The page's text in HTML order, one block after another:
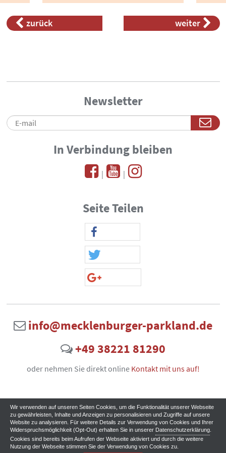
zurück weiter
Newsletter
In Verbindung bleiben
| |
Seite Teilen
info@mecklenburger-parkland.de
+49 38221 81290
oder nehmen Sie direkt online Kontakt mit uns auf!
Wir verwenden auf unseren Seiten Cookies, um die Funktionalität unserer Webseite
zu gewährleisten, Inhalte und Anzeigen zu personalisieren und Zugriffe auf unsere
Website zu analysieren. Für weitere Details zur Verwendung von Cookies und Ihrer
Widerspruchsmöglichkeit (Opt-Out) erhalten Sie in unserer Datenschutzerklärung
Cookies sind bereits beim Aufrufen der Webseite aktiviert und durch die weitere
Nutzung der Webseite stimmen Sie der Verwendung von Cookies zu.